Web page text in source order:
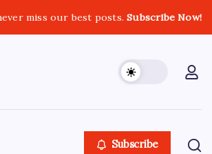
miss our best posts.Subscribe Now!
Subscribe